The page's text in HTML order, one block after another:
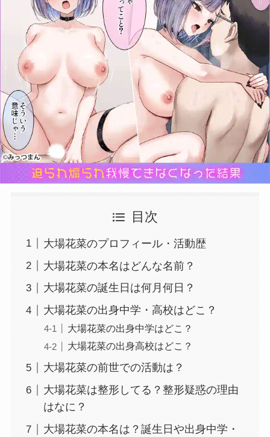
目次
大場花菜のプロフィール・活動歴
大場花菜の本名はどんな名前？
大場花菜の誕生日は何月何日？
大場花菜の出身中学・高校はどこ？
大場花菜の出身中学はどこ？
大場花菜の出身高校はどこ？
大場花菜の前世での活動は？
大場花菜は整形してる？整形疑惑の理由
はなに？
大場花菜の本名は？誕生日や出身中学・